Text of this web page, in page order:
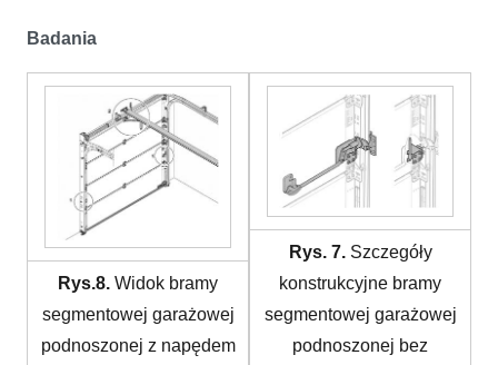
Badania
Rys. 7. Szczegóły
konstrukcyjne bramy
segmentowej garażowej
podnoszonej bez
Rys.8. Widok bramy
segmentowej garażowej
podnoszonej z napędem